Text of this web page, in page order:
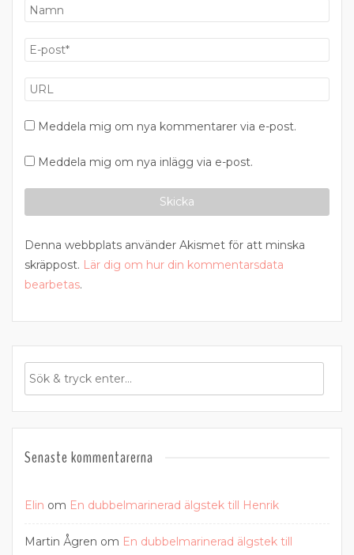
Meddela mig om nya kommentarer via e-post.
Meddela mig om nya inlägg via e-post.
Denna webbplats använder Akismet för att minska
skräppost. Lär dig om hur din kommentarsdata
bearbetas.
Senaste kommentarerna
Elin om En dubbelmarinerad älgstek till Henrik
Martin Ågren om En dubbelmarinerad älgstek till